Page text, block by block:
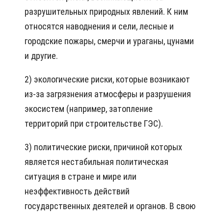
разрушительных природных явлений. К ним
относятся наводнения и сели, лесные и
городские пожары, смерчи и ураганы, цунами
и другие.
2) экологические риски, которые возникают
из-за загрязнения атмосферы и разрушения
экосистем (например, затопление
территорий при строительстве ГЭС).
3) политические риски, причиной которых
является нестабильная политическая
ситуация в стране и мире или
неэффективность действий
государственных деятелей и органов. В свою